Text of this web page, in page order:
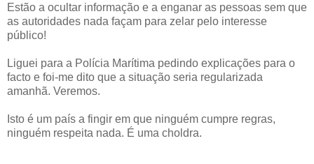
Estão a ocultar informação e a enganar as pessoas sem que
as autoridades nada façam para zelar pelo interesse
público!
Liguei para a Polícia Marítima pedindo explicações para o
facto e foi-me dito que a situação seria regularizada
amanhã. Veremos.
Isto é um país a fingir em que ninguém cumpre regras,
ninguém respeita nada. É uma choldra.